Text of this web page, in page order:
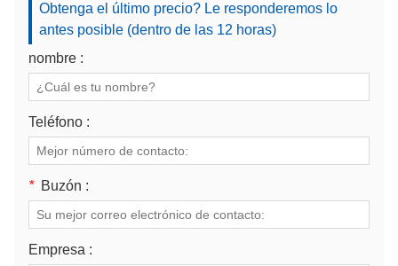
Obtenga el último precio? Le responderemos lo
antes posible (dentro de las 12 horas)
nombre :
Teléfono :
* Buzón :
Empresa :